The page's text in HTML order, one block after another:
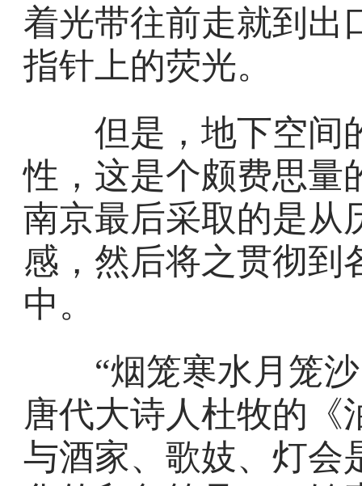
着光带往前走就到出
指针上的荧光。
但是，地下空间
性，这是个颇费思量
南京最后采取的是从
感，然后将之贯彻到
中。
“烟笼寒水月笼沙
唐代大诗人杜牧的《
与酒家、歌妓、灯会